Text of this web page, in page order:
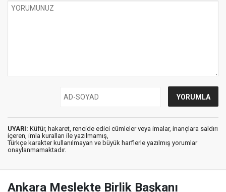
UYARI: Küfür, hakaret, rencide edici cümleler veya imalar, inançlara saldırı
içeren, imla kuralları ile yazılmamış,
Türkçe karakter kullanılmayan ve büyük harflerle yazılmış yorumlar
onaylanmamaktadır.
Ankara Meslekte Birlik Başkanı